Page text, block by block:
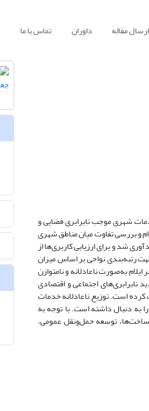
ارسال مقاله داوران تماس با ما
شهری موجب نابرابری فضایی و
و بررسی تفاوت میان مناطق شهری
شد و برای ارزیابی کاربری‌ها از
رتبه‌بندی نواحی بر اساس میزان
به‌صورت ناعادلانه و نامتوازن
اجتماعی و اقتصادی
است. توزیع ناعادلانه خدمات
به دنبال داشته است. با توجه به
توسعه حمل‌ونقل عمومی،